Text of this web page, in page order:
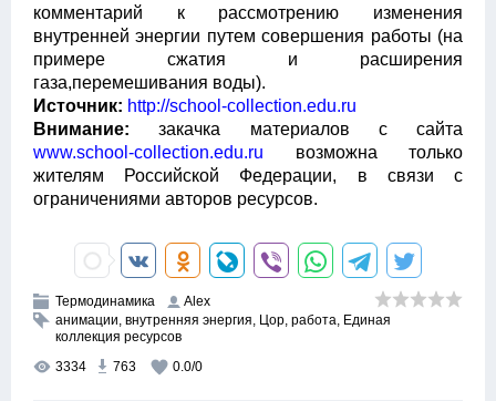
комментарий к рассмотрению изменения
внутренней энергии путем совершения работы (на
примере сжатия и расширения
газа,перемешивания воды).
Источник: http://school-collection.edu.ru
Внимание: закачка материалов с сайта
www.school-collection.edu.ru возможна только
жителям Российской Федерации, в связи с
ограничениями авторов ресурсов.
Термодинамика
Alex
анимации, внутренняя энергия, Цор, работа, Единая
коллекция ресурсов
3334
763 0.0/0